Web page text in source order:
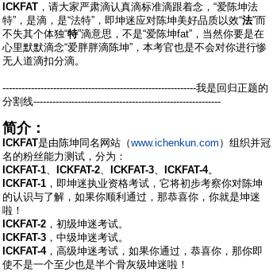
ICKFAT ，请大家严肃滴认真滴标准滴跟着念，“爱陈坤法
特”，是滴，是“法特”，即坤迷应对陈坤美好品质以效“法”而
不失其个体独“特”滴意思，不是“爱陈坤fat”，当然你要是在
心里默默滴念“爱胖胖滴陈坤”，本考官也是不会对你进行惨
无人道滴扣分滴。
-------------------------------------------------------------我是回归正题的
分割线-----------------------------------------------------------
简介：
ICKFAT是由陈坤同名网站（www.ichenkun.com ）组织并冠
名的粉丝能力测试，分为：
ICKFAT-1、 ICKFAT-2、 ICKFAT-3、 ICKFAT-4。
ICKFAT-1 ，即坤迷执业资格考试，它将初步考察你对陈坤
的认识与了解，如果你顺利通过，那恭喜你，你就是坤迷
啦！
ICKFAT-2 ，初级坤迷考试。
ICKFAT-3 ，中级坤迷考试。
ICKFAT-4，高级坤迷考试，如果你通过，恭喜你，那你即
使不是一个至少也是半个骨灰级坤迷啦！